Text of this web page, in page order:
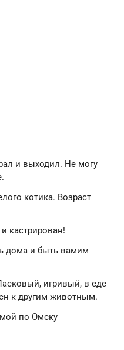
и выходил. Не могу
котика. Возраст
кастрирован!
дома и быть вамим
игривый, в еде
к другим животным.
по Омску